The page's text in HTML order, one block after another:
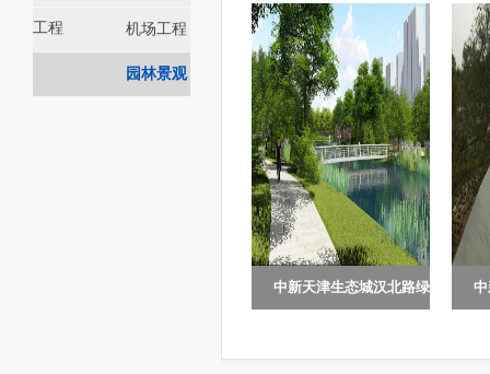
工程 机场工程
园林景观
中新天津生态城汉北路绿
建设，工程位于中新天津生
部